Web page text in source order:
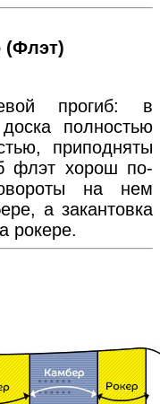
(Флэт)
прогиб: в
полностью
приподняты
флэт хорош по-
на нем
а закантовка
рокере.